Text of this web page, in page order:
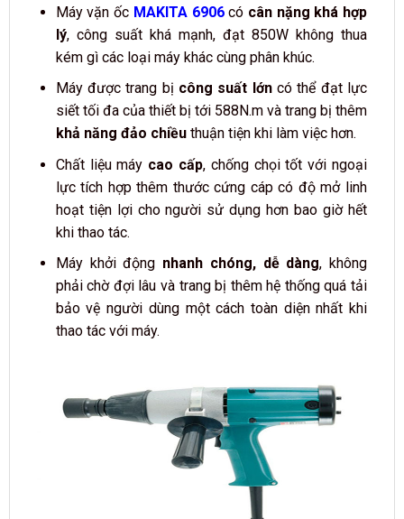
Máy vặn ốc MAKITA 6906có cân nặng khá hợp
lý, công suất khá mạnh, đạt 850W không thua
kém gì các loại máy khác cùng phân khúc.
Máy được trang bị công suất lớncó thể đạt lực
siết tối đa của thiết bị tới 588N.m và trang bị thêm
khả năng đảo chiềuthuận tiện khi làm việc hơn.
Chất liệu máy cao cấp, chống chọi tốt với ngoại
lực tích hợp thêm thước cứng cáp có độ mở linh
hoạt tiện lợi cho người sử dụng hơn bao giờ hết
khi thao tác.
Máy khởi động nhanh chóng, dễ dàng, không
phải chờ đợi lâu và trang bị thêm hệ thống quá tải
bảo vệ người dùng một cách toàn diện nhất khi
thao tác với máy.